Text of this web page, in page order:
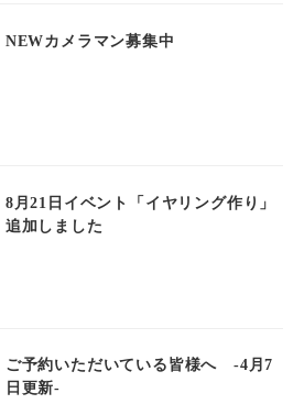
NEWカメラマン募集中
8月21日イベント「イヤリング作り」
追加しました
ご予約いただいている皆様へ -4月7
日更新-